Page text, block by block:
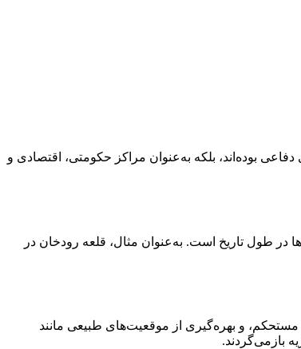
بوده‌اند، بلکه به‌عنوان مراکز حکومتی، اقتصادی و
در طول تاریخ است. به‌عنوان مثال، قلعه رودخان در
و بهره‌گیری از موقعیت‌های طبیعی مانند
بازمی‌گردند.